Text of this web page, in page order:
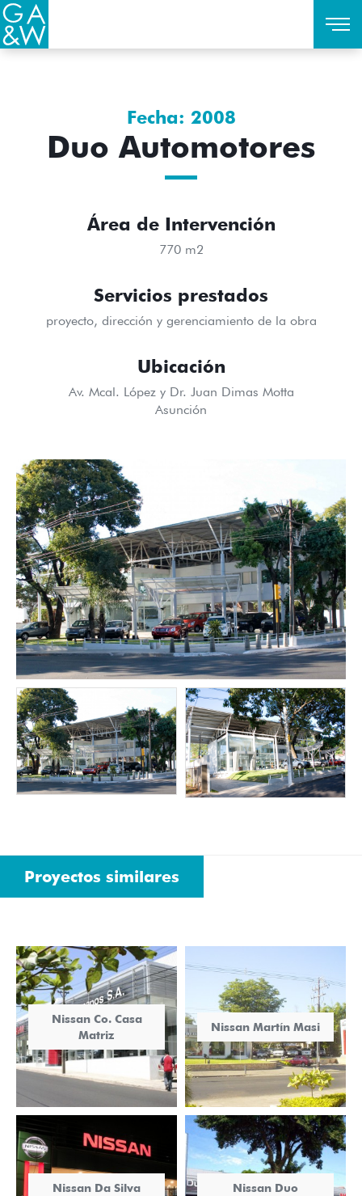
Fecha: 2008
Duo Automotores
Área de Intervención
770 m2
Servicios prestados
proyecto, dirección y gerenciamiento de la obra
Ubicación
Av. Mcal. López y Dr. Juan Dimas Motta
Asunción
Proyectos similares
Nissan Co. Casa
Matriz
Nissan Martín Masi
Nissan Da Silva
Nissan Duo